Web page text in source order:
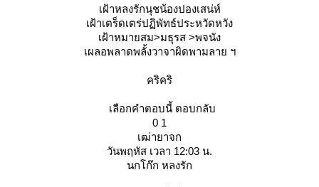
เฝ้าหลงรักนุชน้องปองเสน่ห์
เฝ้าเตร็ดเตร่ปฏิพัทธ์ประหวัดหวัง
เฝ้าหมายสม>มธุรส >พจนัง
เผลอพลาดพลั้งวาจาผิดพามลาย ฯ
คริคริ
เลือกคำตอบนี้ ตอบกลับ
0 1
เฒ่ายาจก
วันพฤหัส เวลา 12:03 น.
นกโก๊ก หลงรัก